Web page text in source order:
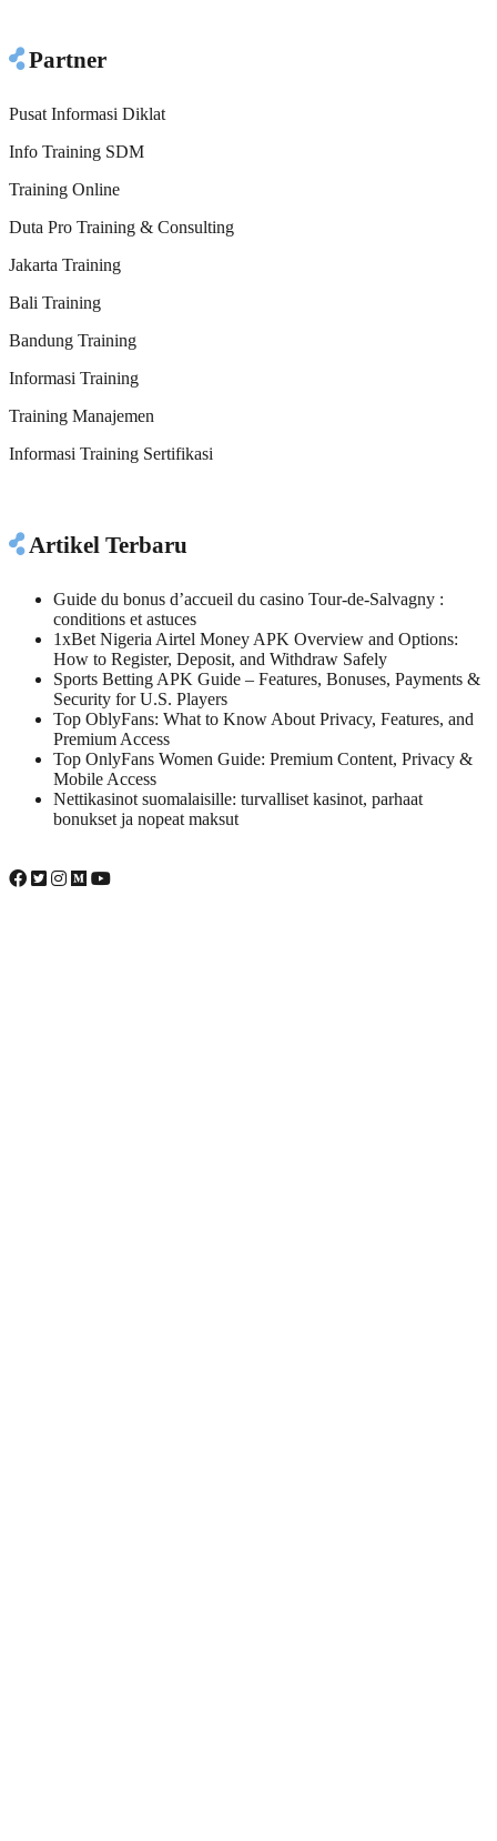
Partner
Pusat Informasi Diklat
Info Training SDM
Training Online
Duta Pro Training & Consulting
Jakarta Training
Bali Training
Bandung Training
Informasi Training
Training Manajemen
Informasi Training Sertifikasi
Artikel Terbaru
Guide du bonus d’accueil du casino Tour-de-Salvagny :
conditions et astuces
1xBet Nigeria Airtel Money APK Overview and Options:
How to Register, Deposit, and Withdraw Safely
Sports Betting APK Guide – Features, Bonuses, Payments &
Security for U.S. Players
Top OblyFans: What to Know About Privacy, Features, and
Premium Access
Top OnlyFans Women Guide: Premium Content, Privacy &
Mobile Access
Nettikasinot suomalaisille: turvalliset kasinot, parhaat
bonukset ja nopeat maksut